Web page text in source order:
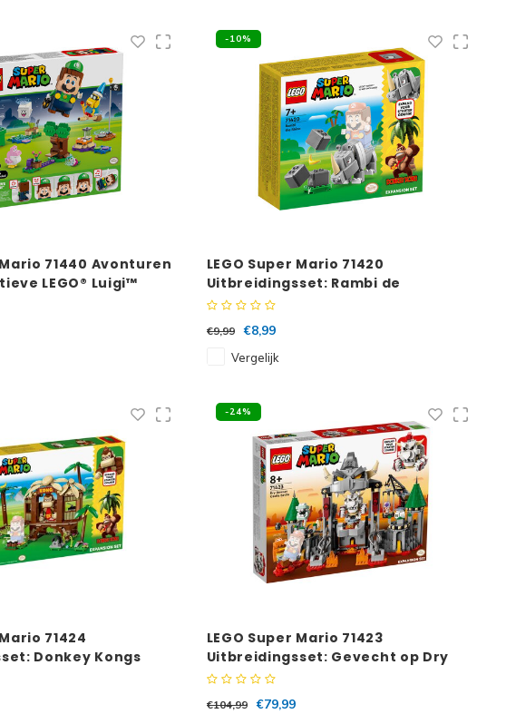
Mario 71440 Avonturen
LEGO® Luigi™
-10%
LEGO Super Mario 71420
Uitbreidingsset: Rambi de
neushoorn
€9,99
€8,99
Vergelijk
71424
Donkey Kongs
-24%
LEGO Super Mario 71423
Uitbreidingsset: Gevecht op Dry
Bowsers kasteel
€104,99
€79,99